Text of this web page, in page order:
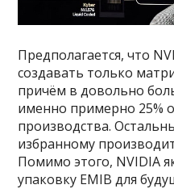
Предполагается, что
создавать только
причём в довольно
именно примерно 25%
производства.
избранному
Помимо этого, NVIDIA
упаковку EMIB для